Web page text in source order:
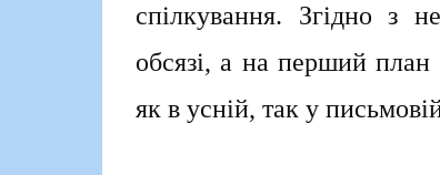
спілкування. Згідно з
обсязі, а на перший план
як в усній, так у